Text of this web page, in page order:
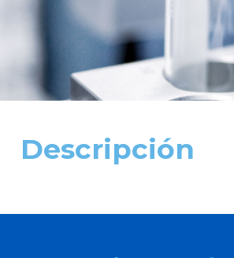
Descripción